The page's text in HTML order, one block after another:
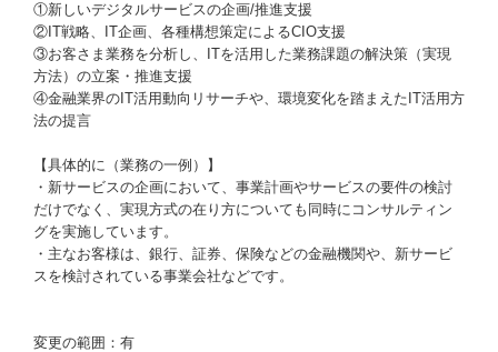
①新しいデジタルサービスの企画/推進支援
②IT戦略、IT企画、各種構想策定によるCIO支援
③お客さま業務を分析し、ITを活用した業務課題の解決策（実現
方法）の立案・推進支援
④金融業界のIT活用動向リサーチや、環境変化を踏まえたIT活用方
法の提言
【具体的に（業務の一例）】
・新サービスの企画において、事業計画やサービスの要件の検討
だけでなく、実現方式の在り方についても同時にコンサルティン
グを実施しています。
・主なお客様は、銀行、証券、保険などの金融機関や、新サービ
スを検討されている事業会社などです。
変更の範囲：有